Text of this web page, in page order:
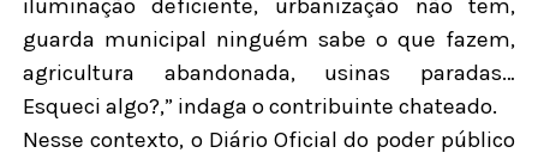
iluminação deficiente, urbanização não tem,
guarda municipal ninguém sabe o que fazem,
agricultura abandonada, usinas paradas…
Esqueci algo?,” indaga o contribuinte chateado.
Nesse contexto, o Diário Oficial do poder público